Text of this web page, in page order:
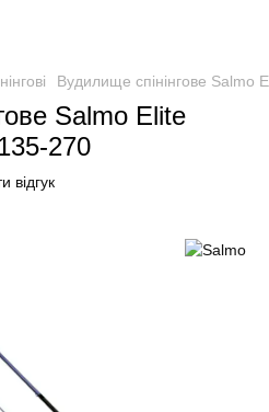
Вудилище спінінгове Salmo
Salmo Elite
270
відгук